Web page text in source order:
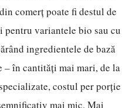
comerț poate fi destul de
pentru variantele bio sau cu
ingredientele de bază
– în cantități mai mari, de la
costul per porție
mai mic. Mai